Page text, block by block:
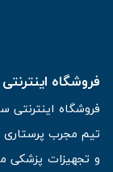
فروشگاه اینترنتی
تیم مجرب پرستاری
و تجهیزات پزشکی